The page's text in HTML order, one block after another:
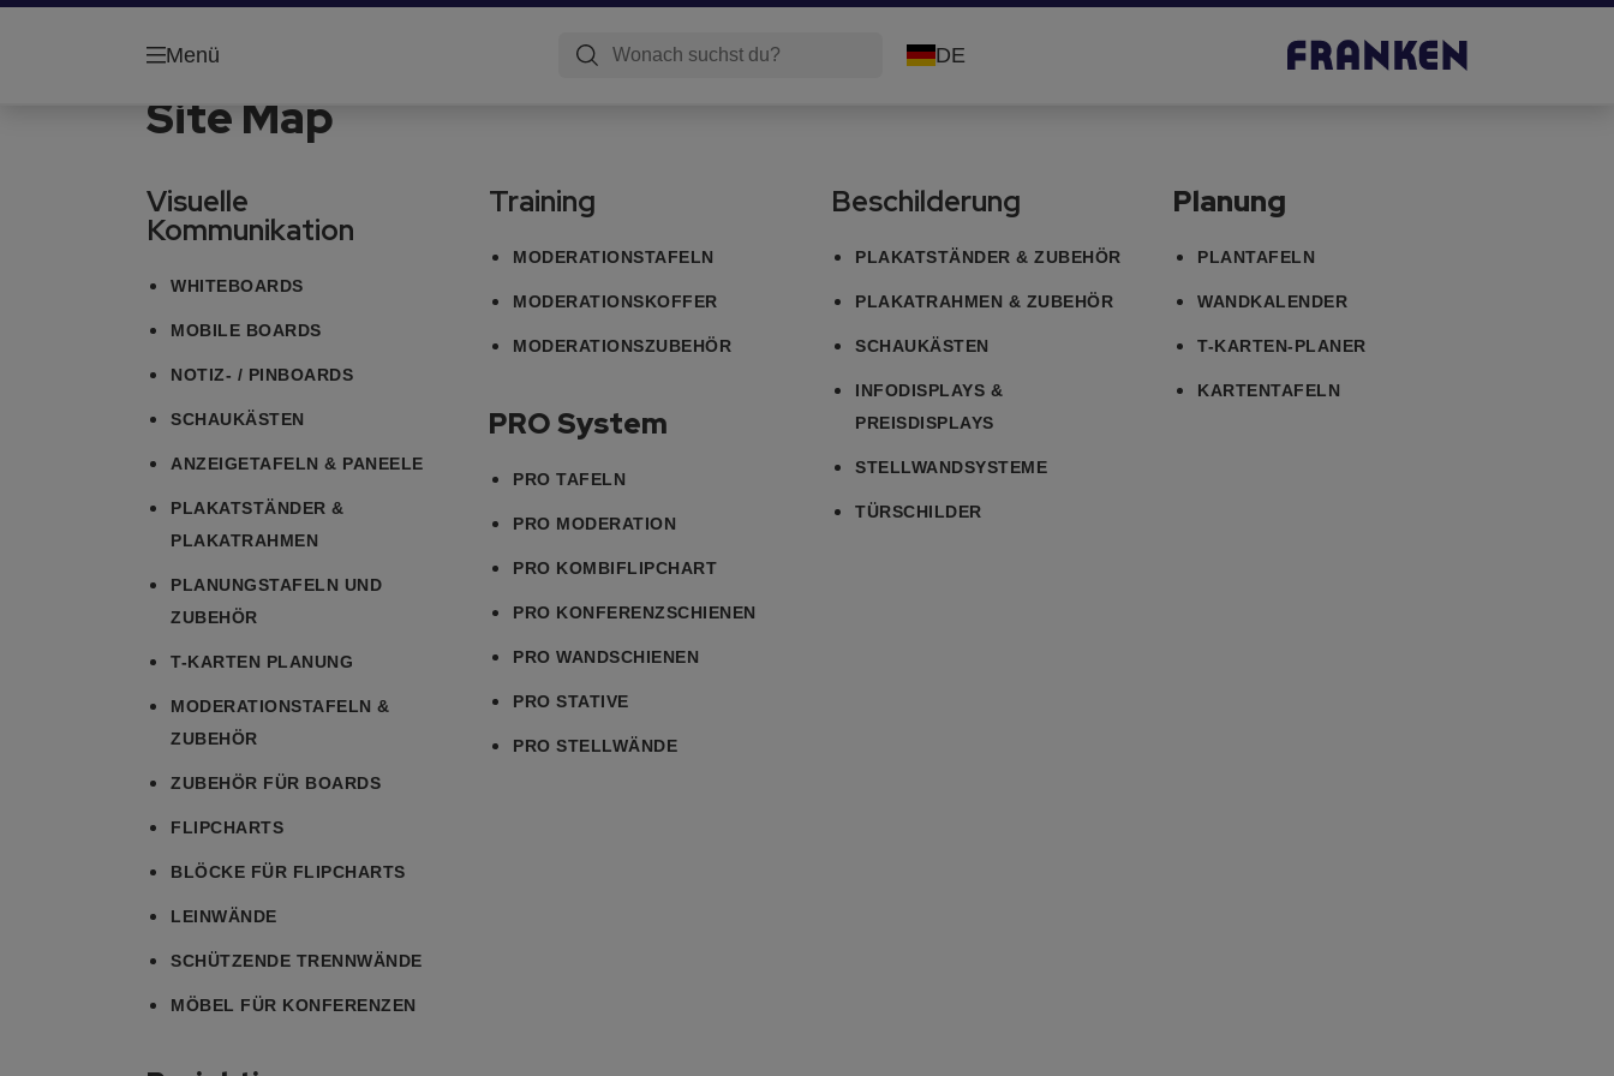
Menü DE
Site Map
Visuelle
Kommunikation
WHITEBOARDS
MOBILE BOARDS
NOTIZ- / PINBOARDS
SCHAUKÄSTEN
ANZEIGETAFELN & PANEELE
PLAKATSTÄNDER &
PLAKATRAHMEN
PLANUNGSTAFELN UND
ZUBEHÖR
T-KARTEN PLANUNG
MODERATIONSTAFELN &
ZUBEHÖR
ZUBEHÖR FÜR BOARDS
FLIPCHARTS
BLÖCKE FÜR FLIPCHARTS
LEINWÄNDE
SCHÜTZENDE TRENNWÄNDE
MÖBEL FÜR KONFERENZEN
Training
MODERATIONSTAFELN
MODERATIONSKOFFER
MODERATIONSZUBEHÖR
PRO System
PRO TAFELN
PRO MODERATION
PRO KOMBIFLIPCHART
PRO KONFERENZSCHIENEN
PRO WANDSCHIENEN
PRO STATIVE
PRO STELLWÄNDE
Beschilderung
PLAKATSTÄNDER & ZUBEHÖR
PLAKATRAHMEN & ZUBEHÖR
SCHAUKÄSTEN
INFODISPLAYS &
PREISDISPLAYS
STELLWANDSYSTEME
TÜRSCHILDER
Planung
PLANTAFELN
WANDKALENDER
T-KARTEN-PLANER
KARTENTAFELN